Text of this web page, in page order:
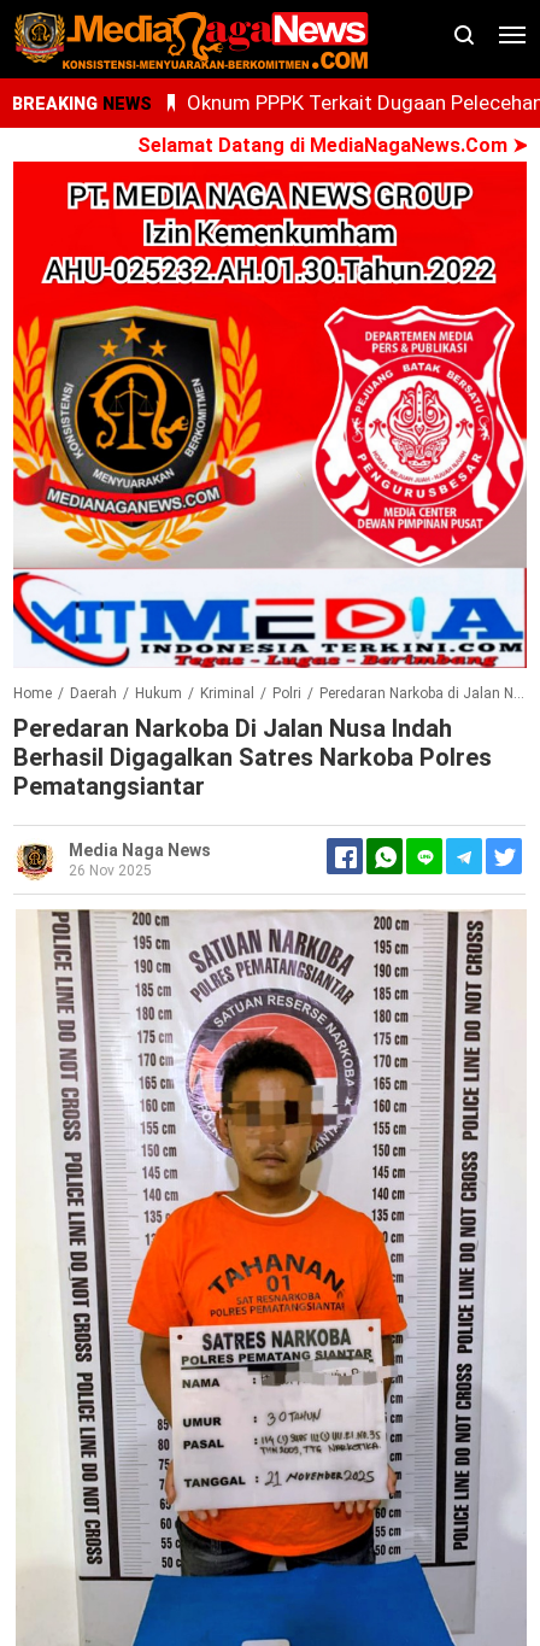
BREAKING NEWS
Oknum PPPK Terkait Dugaan
Anak Magang Di Kantor Kemenhaj
Kini Diperiksa Di Kanwil Kemenhaj
Sumut
Whisnu Legenda Bintang Yang Terus
Cemerlang
Selamat Datang di MediaNagaNews.Com ➤
Home / Daerah / Hukum / Kriminal / Polri / Peredaran Narkoba di Jalan Nusa Indah Berhasil Digagalkan Satres Narkoba Polres Pematangsiantar
Peredaran Narkoba Di Jalan Nusa Indah
Berhasil Digagalkan Satres Narkoba Polres
Pematangsiantar
Media Naga News
26 Nov 2025